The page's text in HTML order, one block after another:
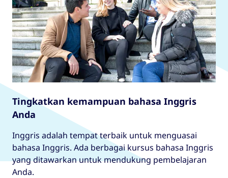
Tingkatkan kemampuan bahasa Inggris
Anda
Inggris adalah tempat terbaik untuk menguasai
bahasa Inggris. Ada berbagai kursus bahasa Inggris
yang ditawarkan untuk mendukung pembelajaran
Anda.